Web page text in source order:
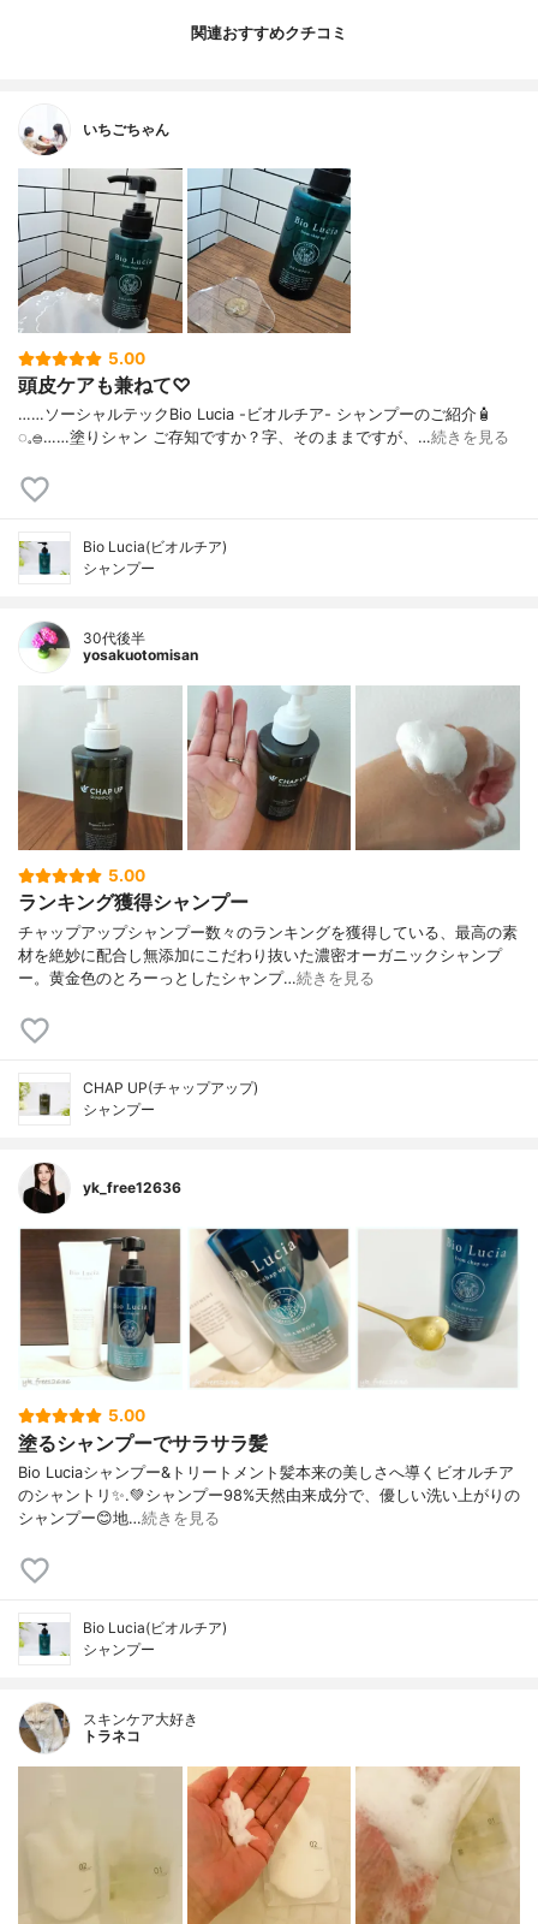
関連おすすめクチコミ
いちごちゃん
5.00
頭皮ケアも兼ねて♡
……⁡⁡⁡ソーシャルテックBio Lucia -ビオルチア- シャンプー⁡のご紹介🧴‎
◌𓈒𓐍⁡……⁡⁡⁡⁡塗りシャン ご存知ですか？⁡⁡⁡⁡字、そのままですが、…続きを見る
Bio Lucia(ビオルチア)
シャンプー
30代後半
yosakuotomisan
5.00
ランキング獲得シャンプー
チャップアップシャンプー数々のランキングを獲得している、最高の素
材を絶妙に配合し無添加にこだわり抜いた濃密オーガニックシャンプ
ー。黄金色のとろーっとしたシャンプ…続きを見る
CHAP UP(チャップアップ)
シャンプー
yk_free12636
5.00
塗るシャンプーでサラサラ髪
Bio Luciaシャンプー&トリートメント⁡髪本来の美しさへ導くビオルチア
のシャントリ✨⁡.💚シャンプー98%天然由来成分で、優しい洗い上がりの
シャンプー😊地…続きを見る
Bio Lucia(ビオルチア)
シャンプー
スキンケア大好き
トラネコ